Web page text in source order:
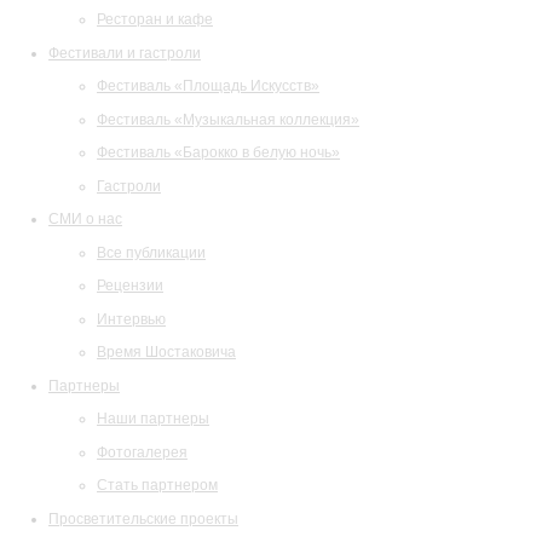
Ресторан и кафе
Фестивали и гастроли
Фестиваль «Площадь Искусств»
Фестиваль «Музыкальная коллекция»
Фестиваль «Барокко в белую ночь»
Гастроли
СМИ о нас
Все публикации
Рецензии
Интервью
Время Шостаковича
Партнеры
Наши партнеры
Фотогалерея
Стать партнером
Просветительские проекты